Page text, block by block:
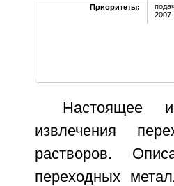
Приоритеты:
Настоящее
извлечения
растворов.
переходных